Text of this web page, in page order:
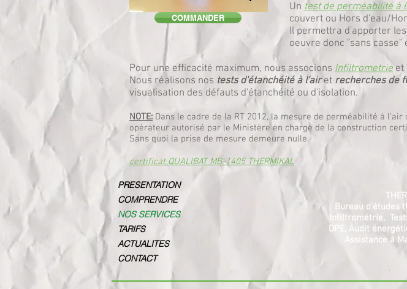
COMMANDER
Un test de perméabilité à
couvert ou Hors d'eau/
Il permettra d'apporter
oeuvre donc "sans
Pour une efficacité maximum, nous associons Infiltrometrie et
Nous réalisons nos tests d'étanchéité à l'airet recherches de
visualisation des défauts d'étanchéité ou d'isolation.
NOTE: Dans le cadre de la RT 2012, la mesure de perméabilité à
opérateur autorisé par le Ministère en charge de la construction
Sans quoi la prise de mesure demeure nulle.
certificat QUALIBAT MB-1405 THERMIKAL
PRESENTATION
COMPRENDRE
NOS SERVICES
TARIFS
ACTUALITES
CONTACT
Bureau d'études
Infiltrométrie,
DPE, Audit
Assistance à